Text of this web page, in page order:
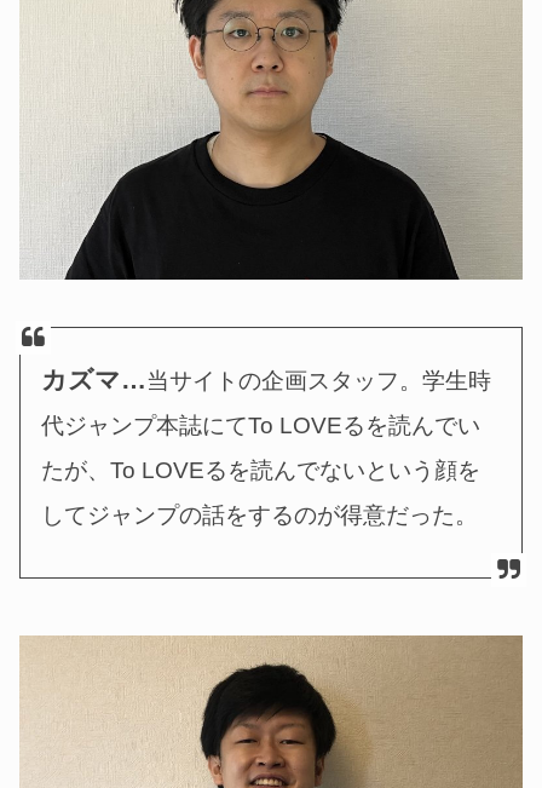
カズマ…当サイトの企画スタッフ。学生時
代ジャンプ本誌にてTo LOVEるを読んでい
たが、To LOVEるを読んでないという顔を
してジャンプの話をするのが得意だった。